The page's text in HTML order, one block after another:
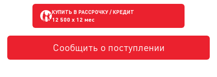
КУПИТЬ В РАССРОЧКУ / КРЕДИТ
12 500 x 12 мес
Сообщить о поступлении